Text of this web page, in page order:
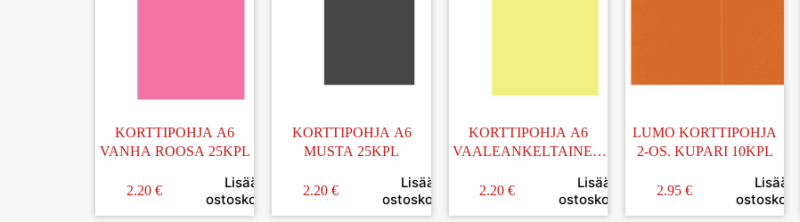
KORTTIPOHJA A6
VANHA ROOSA 25KPL
2.20 €
Lisää
ostoskoriin
KORTTIPOHJA A6
MUSTA 25KPL
2.20€
Lisää
ostoskoriin
KORTTIPOHJA A6
VAALEANKELTAINEN
2.20€
Lisää
ostoskoriin
LUMO KORTTIPOHJA
2-OS. KUPARI 10KPL
2.95 €
Lisää
ostoskoriin